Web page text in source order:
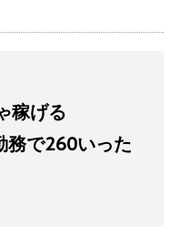
稼げる
務で260いった